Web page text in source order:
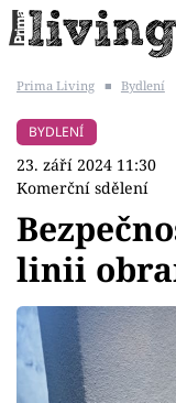
BYDLENÍ SLAVNÝCH
Témata
Bydlení
Zahrada
Prima Living ■ Bydlení
BYDLENÍ
23. září 2024 11:30
Komerční sdělení
linii